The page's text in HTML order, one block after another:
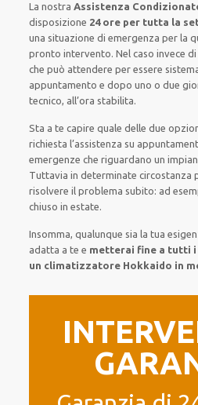
La nostraAssistenza
disposizione 24 ore per tutta la
una situazione di emergenza per la
pronto intervento. Nel caso invece
che può attendere per essere
appuntamento e dopo uno o due
tecnico, all’ora stabilita.
Sta a te capire quale delle due
richiesta l’assistenza su
emergenze che riguardano un
Tuttavia in determinate circostanza
risolvere il problema subito: ad
chiuso in estate.
Insomma, qualunque sia la tua
adatta a te e metterai fine a tutti
un climatizzatore Hokkaido in